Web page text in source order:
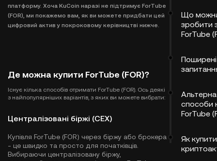
платформу. Хоча KuCoin наразі не підтримує ForTube
(FOR), ми покажемо вам, як ви можете придбати цей
цифровий актив у покроковому керівництві нижче.
Де можна купити ForTube (FOR)?
Існує кілька способів отримати ForTube (FOR). Ось деякі
з найпопулярніших варіантів, з яких ви можете вибрати:
Централізовані біржі (CEX)
Купівля ForTube (FOR) через біржу або брокера
- це швидко та просто для початківців.
Вибираючи централізовану біржу,
Що
зробити
ForTube
Поширені
способи
ForTube
Як купити